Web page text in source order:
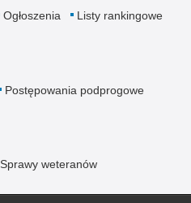
Ogłoszenia
Listy rankingowe
Postępowania podprogowe
Sprawy weteranów